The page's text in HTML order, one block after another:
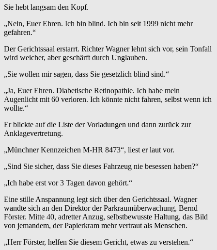
Sie hebt langsam den Kopf.
„Nein, Euer Ehren. Ich bin blind. Ich bin seit 1999 nicht mehr
gefahren.“
Der Gerichtssaal erstarrt. Richter Wagner lehnt sich vor, sein Tonfall
wird weicher, aber geschärft durch Unglauben.
„Sie wollen mir sagen, dass Sie gesetzlich blind sind.“
„Ja, Euer Ehren. Diabetische Retinopathie. Ich habe mein
Augenlicht mit 60 verloren. Ich könnte nicht fahren, selbst wenn ich
wollte.“
Er blickte auf die Liste der Vorladungen und dann zurück zur
Anklagevertretung.
„Münchner Kennzeichen M-HR 8473“, liest er laut vor.
„Sind Sie sicher, dass Sie dieses Fahrzeug nie besessen haben?“
„Ich habe erst vor 3 Tagen davon gehört.“
Eine stille Anspannung legt sich über den Gerichtssaal. Wagner
wandte sich an den Direktor der Parkraumüberwachung, Bernd
Förster. Mitte 40, adretter Anzug, selbstbewusste Haltung, das Bild
von jemandem, der Papierkram mehr vertraut als Menschen.
„Herr Förster, helfen Sie diesem Gericht, etwas zu verstehen.“